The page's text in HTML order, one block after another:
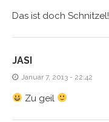
Das ist doch Schnitzel!
JASI
Januar 7, 2013 - 22:42
Zu geil